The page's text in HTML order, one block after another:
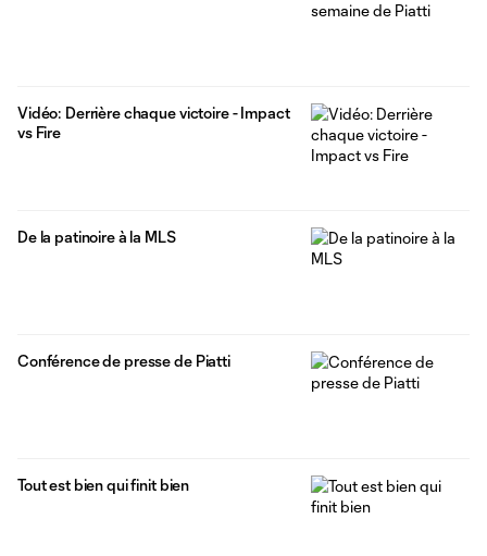
Vidéo: Derrière chaque victoire - Impact
vs Fire
De la patinoire à la MLS
Conférence de presse de Piatti
Tout est bien qui finit bien